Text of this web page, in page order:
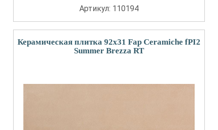
Артикул: 110194
Керамическая плитка 92x31 Fap Ceramiche fPI2
Summer Brezza RT